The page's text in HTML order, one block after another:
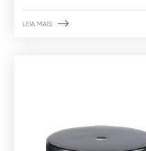
LEIA MAIS 